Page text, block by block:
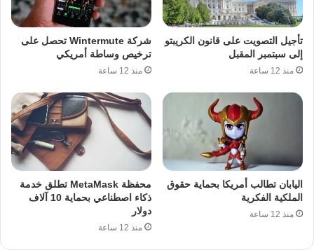
تأجيل التصويت على قانون الكريبتو
إلى سبتمبر المقبل
منذ 12 ساعة
شركة Wintermute تحصل على
ترخيص وساطة أمريكي
منذ 12 ساعة
اليابان تطالب أمريكا بحماية حقوق
الملكية الفكرية
منذ 12 ساعة
محفظة MetaMask تطلق خدمة
ذكاء اصطناعي بحماية 10 آلاف
دولار
منذ 12 ساعة